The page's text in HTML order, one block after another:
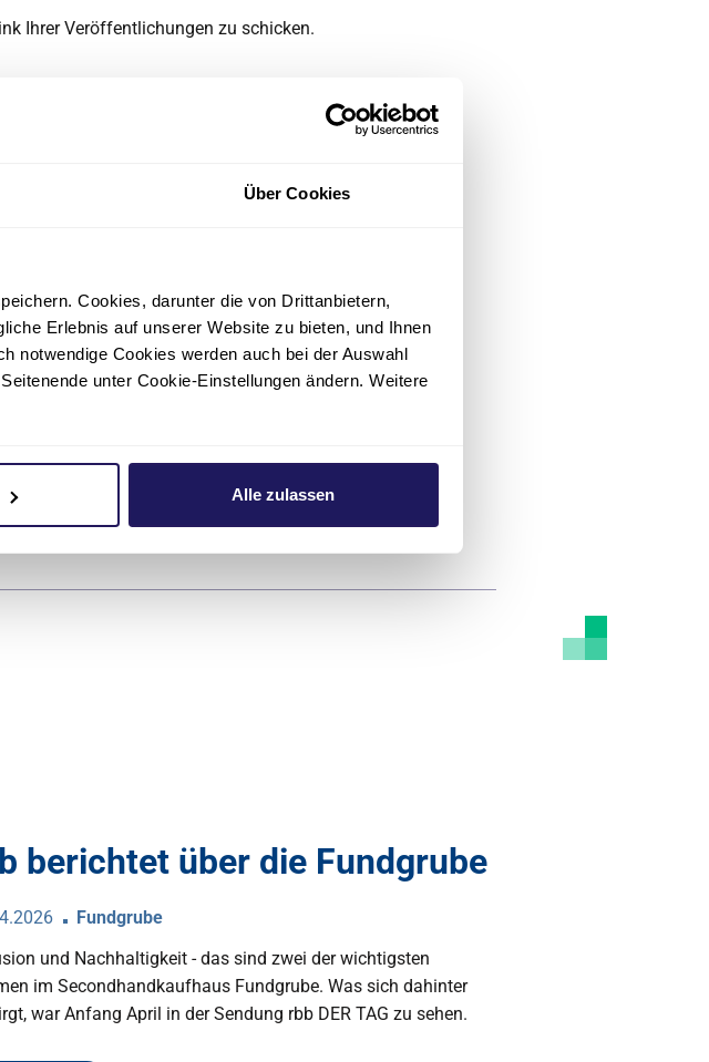
Über Cookies
Cookies, darunter die von Drittanbietern,
Erlebnis auf unserer Website zu bieten, und Ihnen
notwendige Cookies werden auch bei der Auswahl
unter Cookie-Einstellungen ändern. Weitere
Alle zulassen
Ihrer Veröffentlichungen zu schicken.
Kommunikation und Marketing
presse(at)jsd.de
berichtet über die Fundgrube
Fundgrube
und Nachhaltigkeit - das sind zwei der wichtigsten
im Secondhandkaufhaus Fundgrube. Was sich dahinter
war Anfang April in der Sendung rbb DER TAG zu sehen.